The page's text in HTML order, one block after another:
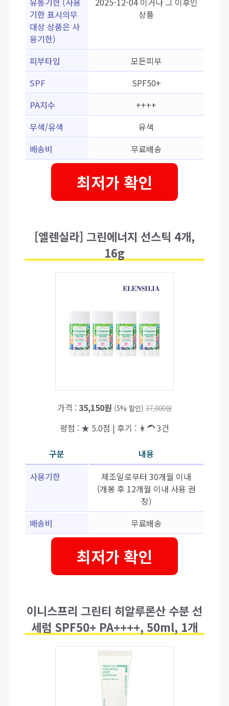
기한 표시의무
대상 상품은 사
용기한)
상품
피부타입
모든피부
SPF
SPF50+
PA지수
++++
무색/유색
유색
배송비
무료배송
최저가 확인
[엘렌실라] 그린에너지 선스틱 4개,
16g
가격 :35,150원 (5% 할인) 37,000원
평점 : ★ 5.0점 | 후기 : 👩‍🦱 3건
구분
내용
사용기한
제조일로부터 30개월 이내
(개봉 후 12개월 이내 사용 권
장)
배송비
무료배송
최저가 확인
이니스프리 그린티 히알루론산 수분 선
세럼 SPF50+ PA++++, 50ml, 1개